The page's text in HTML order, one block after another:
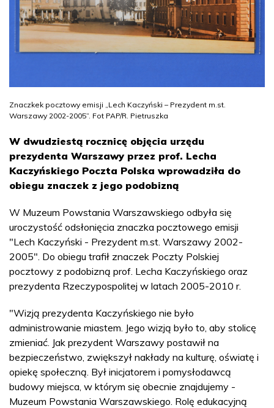
Znaczkek pocztowy emisji „Lech Kaczyński – Prezydent m.st.
Warszawy 2002-2005”. Fot PAP/R. Pietruszka
W dwudziestą rocznicę objęcia urzędu
prezydenta Warszawy przez prof. Lecha
Kaczyńskiego Poczta Polska wprowadziła do
obiegu znaczek z jego podobizną
W Muzeum Powstania Warszawskiego odbyła się
uroczystość odsłonięcia znaczka pocztowego emisji
"Lech Kaczyński - Prezydent m.st. Warszawy 2002-
2005". Do obiegu trafił znaczek Poczty Polskiej
pocztowy z podobizną prof. Lecha Kaczyńskiego oraz
prezydenta Rzeczypospolitej w latach 2005-2010 r.
"Wizją prezydenta Kaczyńskiego nie było
administrowanie miastem. Jego wizją było to, aby stolicę
zmieniać. Jak prezydent Warszawy postawił na
bezpieczeństwo, zwiększył nakłady na kulturę, oświatę i
opiekę społeczną. Był inicjatorem i pomysłodawcą
budowy miejsca, w którym się obecnie znajdujemy -
Muzeum Powstania Warszawskiego. Rolę edukacyjną